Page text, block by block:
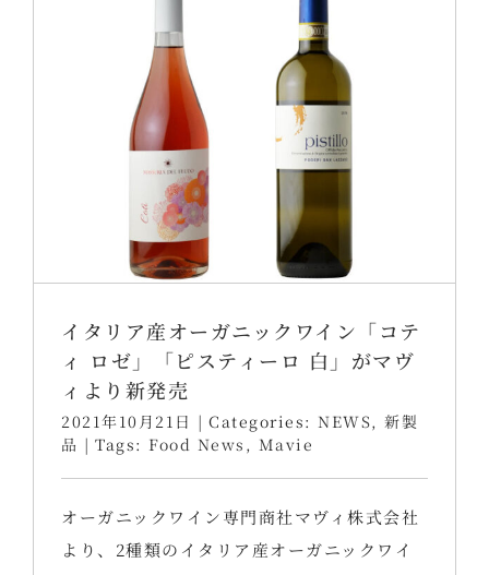
イタリア産オーガニックワイン「コテ
ィ ロゼ」「ピスティーロ 白」がマヴ
ィより新発売
2021年10月21日 | Categories: NEWS, 新製
品 | Tags: Food News , Mavie
オーガニックワイン専門商社マヴィ株式会社
より、2種類のイタリア産オーガニックワイ